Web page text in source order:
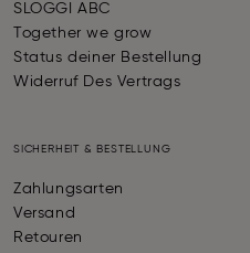
SLOGGI ABC
Together we grow
Status deiner Bestellung
Widerruf Des Vertrags
SICHERHEIT & BESTELLUNG
Zahlungsarten
Versand
Retouren